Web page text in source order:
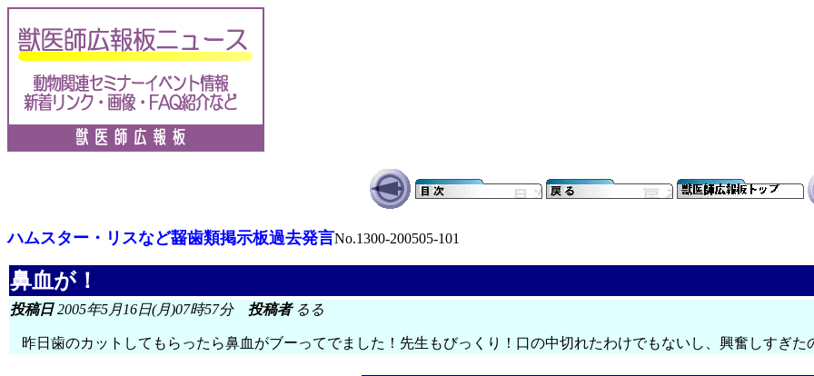
ハムスター・リスなど齧歯類掲示板過去発言No.1300-200505-101
鼻血が！
投稿日2005年5月16日(月)07時57分 投稿者るる
昨日歯のカットしてもらったら鼻血がブーってでました！先生もびっくり！口の中切れたわけでもないし、興奮しすぎた